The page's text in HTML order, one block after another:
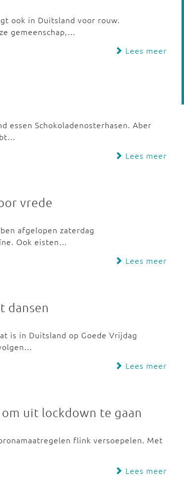
ook in Duitsland voor rouw.
gemeenschap,…
Lees meer
essen Schokoladenosterhasen. Aber
Lees meer
vrede
afgelopen zaterdag
Ook eisten…
Lees meer
dansen
is in Duitsland op Goede Vrijdag
Lees meer
uit lockdown te gaan
flink versoepelen. Met
Lees meer